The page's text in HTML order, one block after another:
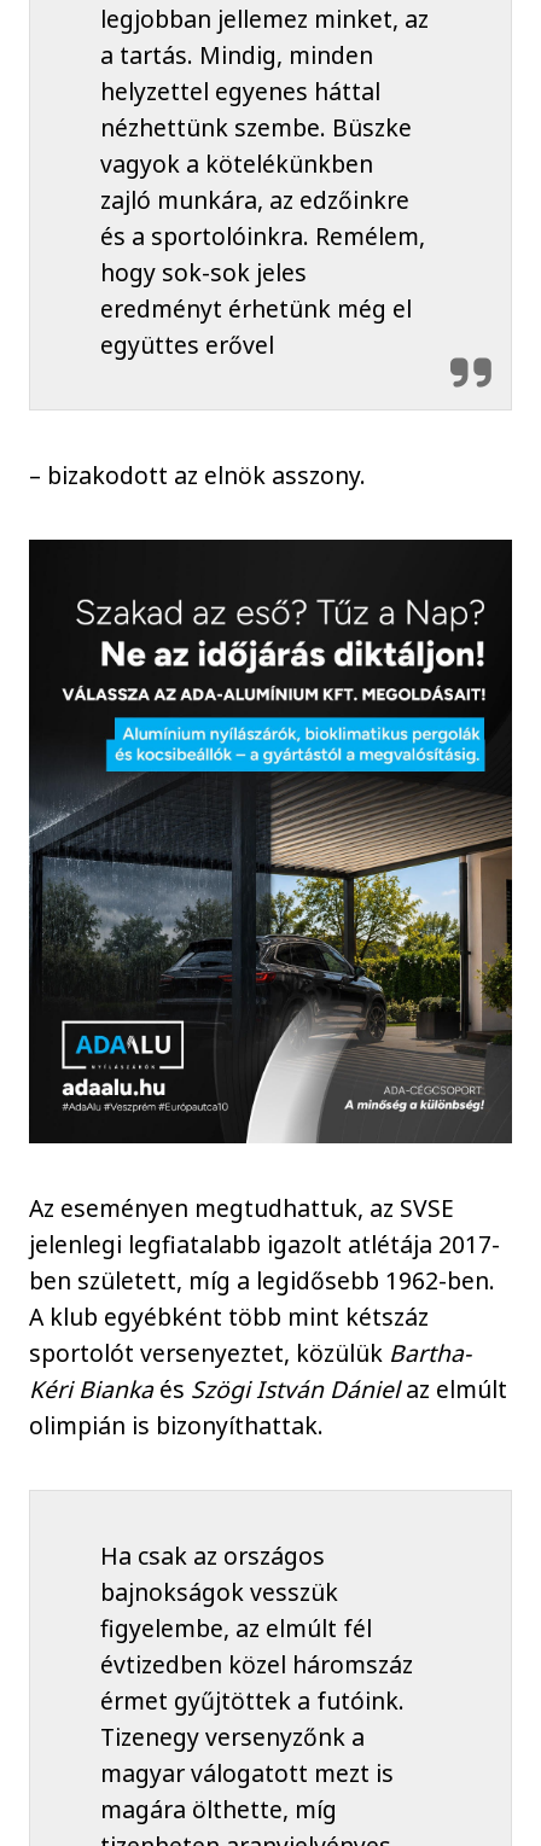
legjobban jellemez minket, az
a tartás. Mindig, minden
helyzettel egyenes háttal
nézhettünk szembe. Büszke
vagyok a kötelékünkben
zajló munkára, az edzőinkre
és a sportolóinkra. Remélem,
hogy sok-sok jeles
eredményt érhetünk még el
együttes erővel
– bizakodott az elnök asszony.
Az eseményen megtudhattuk, az SVSE
jelenlegi legfiatalabb igazolt atlétája 2017-
ben született, míg a legidősebb 1962-ben.
A klub egyébként több mint kétszáz
sportolót versenyeztet, közülük Bartha-
Kéri Biankaés Szögi István Dánielaz elmúlt
olimpián is bizonyíthattak.
Ha csak az országos
bajnokságok vesszük
figyelembe, az elmúlt fél
évtizedben közel háromszáz
érmet gyűjtöttek a futóink.
Tizenegy versenyzőnk a
magyar válogatott mezt is
magára ölthette, míg